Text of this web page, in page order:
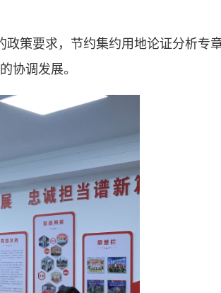
策要求，节约集约用地论证分析专
协调发展。